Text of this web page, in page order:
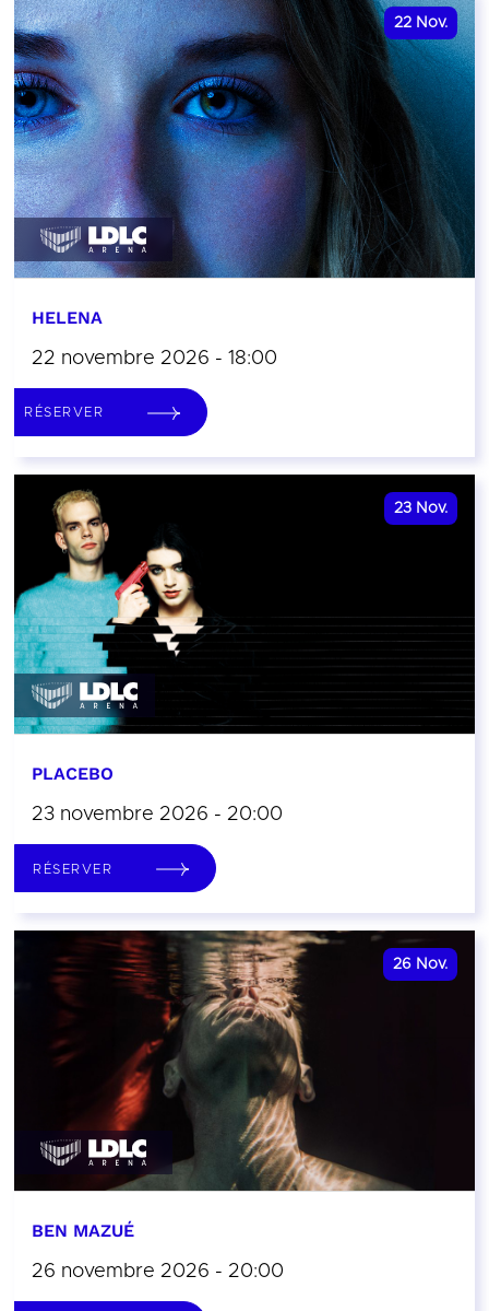
22 Nov.
HELENA
22 novembre 2026 - 18:00
RÉSERVER
23 Nov.
PLACEBO
23 novembre 2026 - 20:00
RÉSERVER
26 Nov.
BEN MAZUÉ
26 novembre 2026 - 20:00